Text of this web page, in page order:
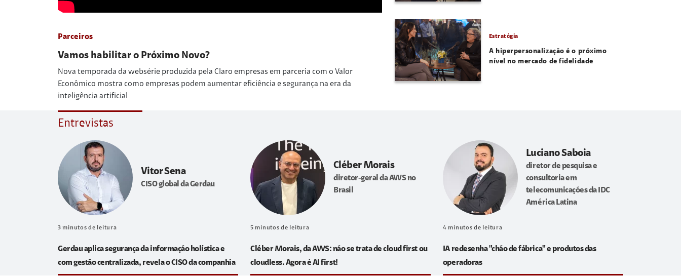
Parceiros
Vamos habilitar o Próximo Novo?
Nova temporada da websérie produzida pela Claro empresas em parceria com o Valor
Econômico mostra como empresas podem aumentar eficiência e segurança na era da
inteligência artificial
Estratégia
A hiperpersonalização é o próximo
nível no mercado de fidelidade
Entrevistas
Vitor Sena
CISO global da Gerdau
3 minutos de leitura
Gerdau aplica segurança da informação holística e
com gestão centralizada, revela o CISO da companhia
Cléber Morais
diretor-geral da AWS no
Brasil
5 minutos de leitura
Cléber Morais, da AWS: não se trata de cloud first ou
cloudless. Agora é AI first!
Luciano Saboia
diretor de pesquisa e
consultoria em
telecomunicações da IDC
América Latina
4 minutos de leitura
IA redesenha "chão de fábrica" e produtos das
operadoras